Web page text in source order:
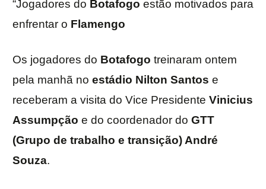
“Jogadores do Botafogo estão motivados para
enfrentar o Flamengo
Os jogadores do Botafogo treinaram ontem
pela manhã no estádio Nilton Santos e
receberam a visita do Vice Presidente Vinicius
Assumpção e do coordenador do GTT
(Grupo de trabalho e transição) André
Souza.